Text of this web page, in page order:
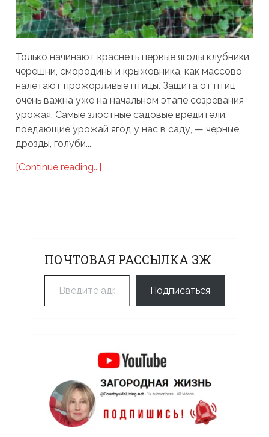
Только начинают краснеть первые ягоды клубники,
черешни, смородины и крыжовника, как массово
налетают прожорливые птицы. Защита от птиц
очень важна уже на начальном этапе созревания
урожая. Самые злостные садовые вредители,
поедающие урожай ягод у нас в саду, — черные
дрозды, голуби...
[Continue reading...]
ПОЧТОВАЯ РАССЫЛКА ЗЖ
Введите адрес электронной почты…
Подписаться